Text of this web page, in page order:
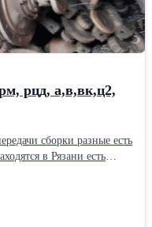
рцд, а,в,вк,ц2,
сборки разные есть
в Рязани есть
на500 есть мпо2-18
длинна12 ширина800
есть рм 350 в железном